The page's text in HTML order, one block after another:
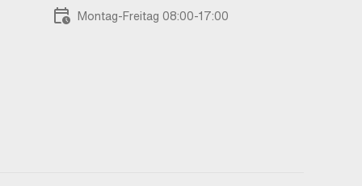
Montag-Freitag 08:00-17:00